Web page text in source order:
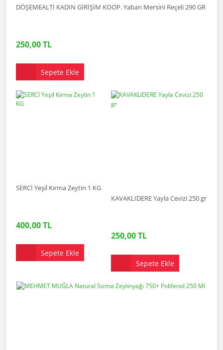
DÖŞEMEALTI KADIN GİRİŞİM KOOP. Yaban Mersini Reçeli 290 GR
250,00 TL
Sepete Ekle
SERCİ Yeşil Kırma Zeytin 1 KG
400,00 TL
Sepete Ekle
KAVAKLIDERE Yayla Cevizi 250 gr
250,00 TL
Sepete Ekle